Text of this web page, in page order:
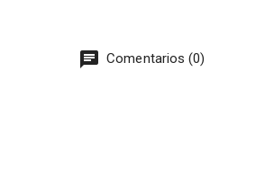
chat Comentarios (0)